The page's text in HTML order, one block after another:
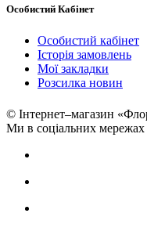
Особистий Кабінет
Особистий кабінет
Історія замовлень
Мої закладки
Розсилка новин
© Інтернет–магазин
Ми в соціальних мережах